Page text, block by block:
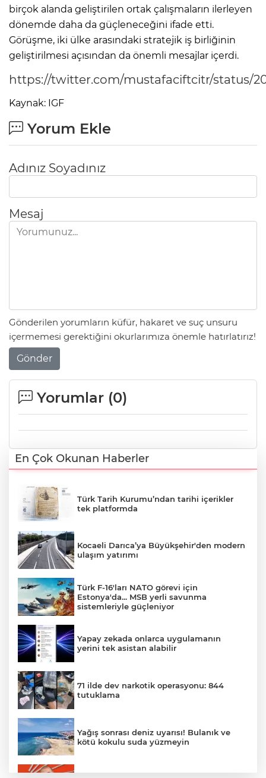
birçok alanda geliştirilen ortak çalışmaların ilerleyen
dönemde daha da güçleneceğini ifade etti.
Görüşme, iki ülke arasındaki stratejik iş birliğinin
geliştirilmesi açısından da önemli mesajlar içerdi.
https://twitter.com/mustafaciftcitr/status/
Kaynak: IGF
Yorum Ekle
Adınız Soyadınız
Mesaj
Gönderilen yorumların küfür, hakaret ve suç unsuru
içermemesi gerektiğini okurlarımıza önemle hatırlatırız!
Gönder
Yorumlar (0)
En Çok Okunan Haberler
Türk Tarih Kurumu’ndan tarihi içerikler
tek platformda
Kocaeli Darıca’ya Büyükşehir'den modern
ulaşım yatırımı
Türk F-16'ları NATO görevi için
Estonya'da... MSB yerli savunma
sistemleriyle güçleniyor
Yapay zekada onlarca uygulamanın
yerini tek asistan alabilir
71 ilde dev narkotik operasyonu: 844
tutuklama
Yağış sonrası deniz uyarısı! Bulanık ve
kötü kokulu suda yüzmeyin